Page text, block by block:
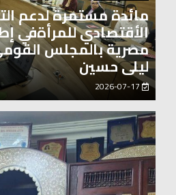
مائدة مستمرة لدعم
الأقتصادي للمرأةفي
مصرية بالمجلس
ليلى حسين
2026-07-17